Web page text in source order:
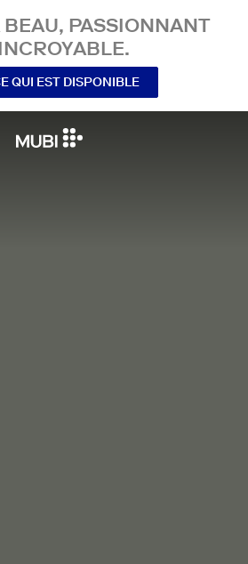
PASSIONNANT
QUI EST DISPONIBLE